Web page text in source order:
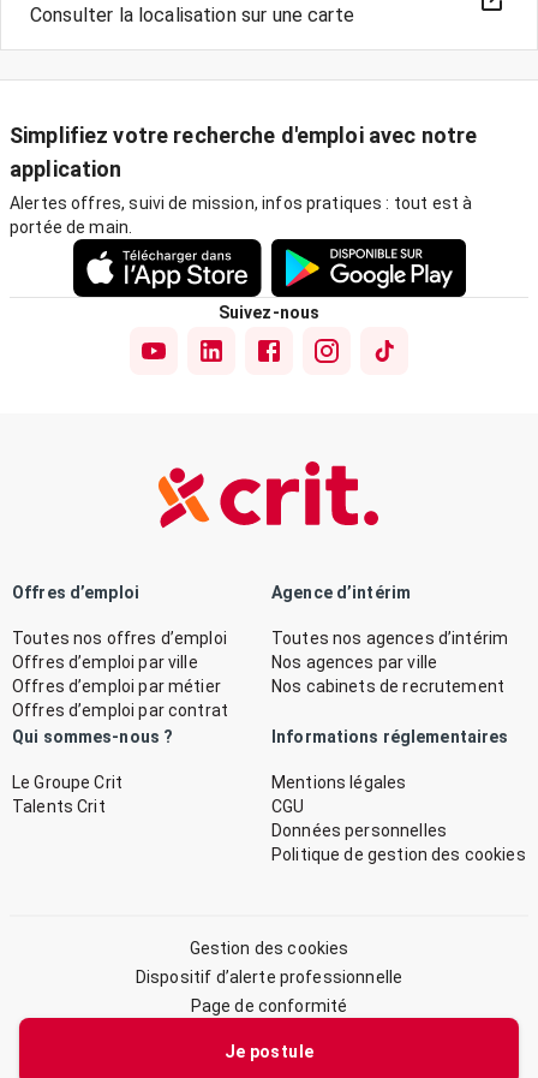
Je postule
Consulter la localisation sur une carte
Simplifiez votre recherche d'emploi avec notre
application
Alertes offres, suivi de mission, infos pratiques : tout est à
portée de main.
Suivez-nous
Offres d’emploi
Toutes nos offres d’emploi
Offres d’emploi par ville
Offres d’emploi par métier
Offres d’emploi par contrat
Agence d’intérim
Toutes nos agences d’intérim
Nos agences par ville
Nos cabinets de recrutement
Qui sommes-nous ?
Le Groupe Crit
Talents Crit
Informations réglementaires
Mentions légales
CGU
Données personnelles
Politique de gestion des cookies
Gestion des cookies
Dispositif d’alerte professionnelle
Page de conformité
© 2026 CRIT